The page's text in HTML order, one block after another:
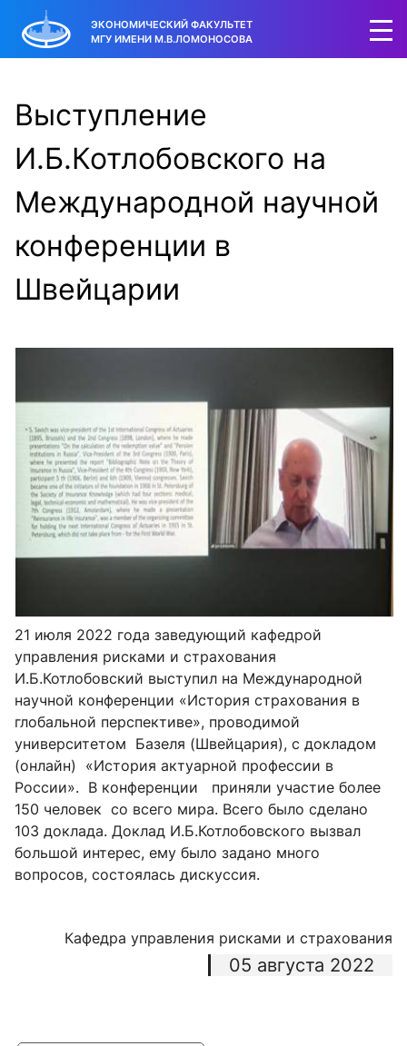
ЭКОНОМИЧЕСКИЙ ФАКУЛЬТЕТ
МГУ ИМЕНИ М.В.ЛОМОНОСОВА
Выступление
И.Б.Котлобовского на
Международной научной
конференции в
Швейцарии
21 июля 2022 года заведующий кафедрой
управления рисками и страхования
И.Б.Котлобовский выступил на Международной
научной конференции «История страхования в
глобальной перспективе», проводимой
университетом Базеля (Швейцария), с докладом
(онлайн) «История актуарной профессии в
России». В конференции приняли участие более
150 человек со всего мира. Всего было сделано
103 доклада. Доклад И.Б.Котлобовского вызвал
большой интерес, ему было задано много
вопросов, состоялась дискуссия.
Кафедра управления рисками и страхования
05 августа 2022